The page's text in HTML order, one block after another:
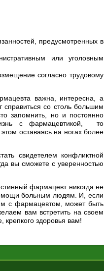
предусмотренных в
или уголовным
согласно трудовому
важна, интересна, а
справиться со столь большим
запомнить, но и постоянно
с фармацевтикой, то
оставаясь на ногах более
свидетелем конфликтной
вы сможете с уверенностью
фармацевт никогда не
больным людям. И, если
с фармацевтом, может быть
вам встретить на своем
крепкого здоровья вам!